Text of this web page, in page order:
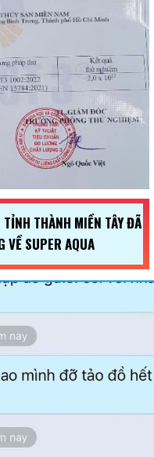
THÀNH MIỀN TÂY ĐÃ
VỀ SUPER AQUA